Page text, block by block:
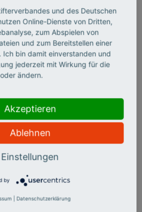
zu helfen, die Pandemie
Methodenentwickler
im Rampenlicht, doch
die später mit
belohnt wurden,
DIE GANZE
FOLGE MIT
und des Deutschen
Online-Dienste von Dritten,
zum Abspielen von
und zum Bereitstellen einer
Ich bin damit einverstanden und
jederzeit mit Wirkung für die
ändern.
Akzeptieren
Ablehnen
Einstellungen
by
Datenschutzerklärung